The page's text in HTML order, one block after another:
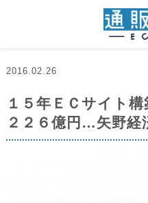
2016.02.26
１５年ＥＣサイト
２２６億円…矢野経